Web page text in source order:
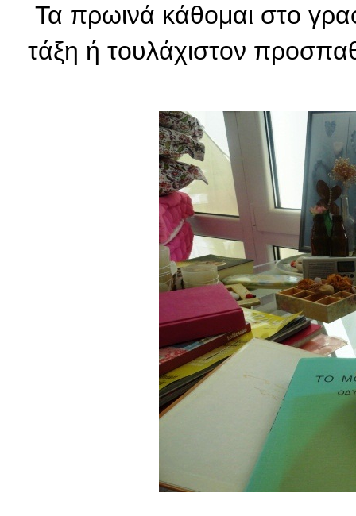
Τα πρωινά κάθομαι στο
τάξη ή τουλάχιστον